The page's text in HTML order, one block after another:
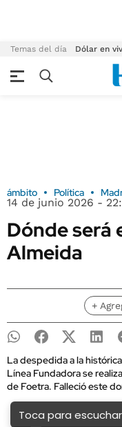
Temas del día Dólar en
ámbito Política
14 de junio 2026 -
Dónde será
Almeida
+
La despedida a la
Línea Fundadora se
de Foetra. Falleció este
Toca para escuchar